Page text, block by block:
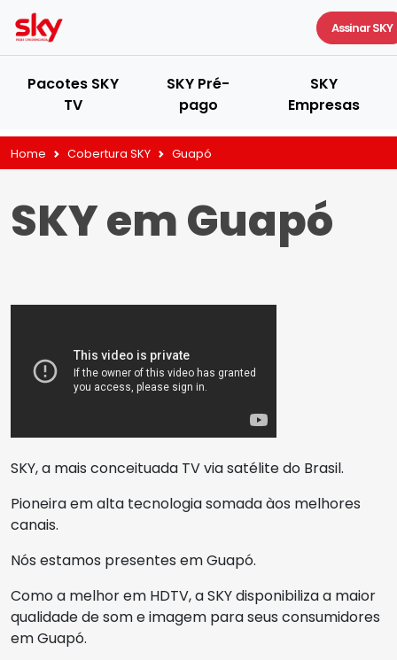
Assinar SKY
Pacotes SKY
TV
SKY Pré-
pago
SKY
Empresas
Home Cobertura SKY Guapó
SKY em Guapó
SKY, a mais conceituada TV via satélite do Brasil.
Pioneira em alta tecnologia somada àos melhores
canais.
Nós estamos presentes em Guapó.
Como a melhor em HDTV, a SKY disponibiliza a maior
qualidade de som e imagem para seus consumidores
em Guapó.